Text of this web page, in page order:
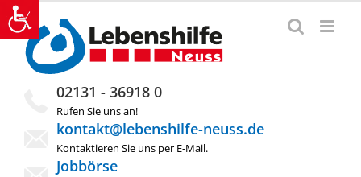
Zum
Inhalt
springen
02131 - 36918 0
Rufen Sie uns an!
kontakt@lebenshilfe-neuss.de
Kontaktieren Sie uns per E-Mail.
Jobbörse